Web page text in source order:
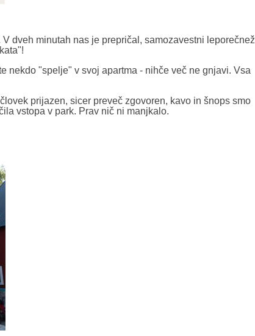
dveh minutah nas je prepričal, samozavestni leporečnež
nekdo "spelje" v svoj apartma - nihče več ne gnjavi. Vsa
prijazen, sicer preveč zgovoren, kavo in šnops smo
vstopa v park. Prav nič ni manjkalo.